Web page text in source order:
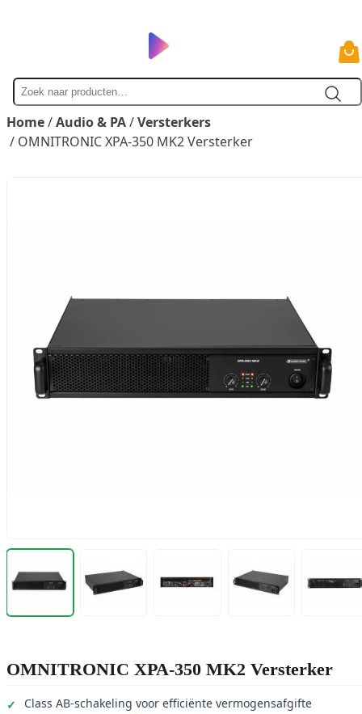
Zoek
naar
Home/Audio & PA/Versterkers
/ OMNITRONIC XPA-350 MK2 Versterker
OMNITRONIC XPA-350 MK2 Versterker
Class AB-schakeling voor efficiënte vermogensafgifte